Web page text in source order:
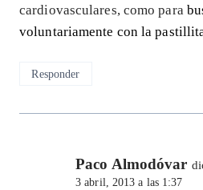
cardiovasculares, como para
voluntariamente con la
Responder
Paco Almodóvar
3 abril, 2013 a las 1:37